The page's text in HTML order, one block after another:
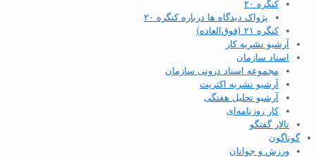
کنگره ۲۰
پژواک دیدگاه ها درباره کنگره ۲۰
کنگره ۲۱ (فوق‌العاده)
آرشیو نشریه کار
اسناد سازمان
مجموعه اسناد درونی سازمان
آرشیو نشریه اکثریت
آرشیو تحلیل هفتگی
کار روزنامه‌ای
تالار گفتگو
گوناگون
ورزش و جوانان